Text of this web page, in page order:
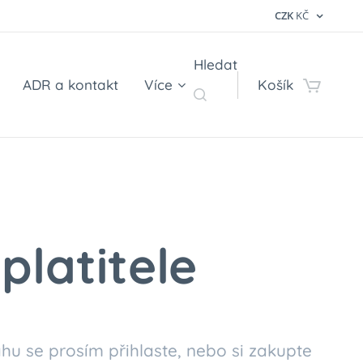
CZK KČ
ADR a kontakt Více
Hledat
Košík
se prosím přihlaste, nebo si zakupte